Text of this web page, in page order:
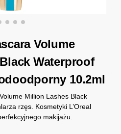
Volume
Waterproof
10.2ml
Million Lashes Black
rzęs. Kosmetyki L’Oreal
makijażu.